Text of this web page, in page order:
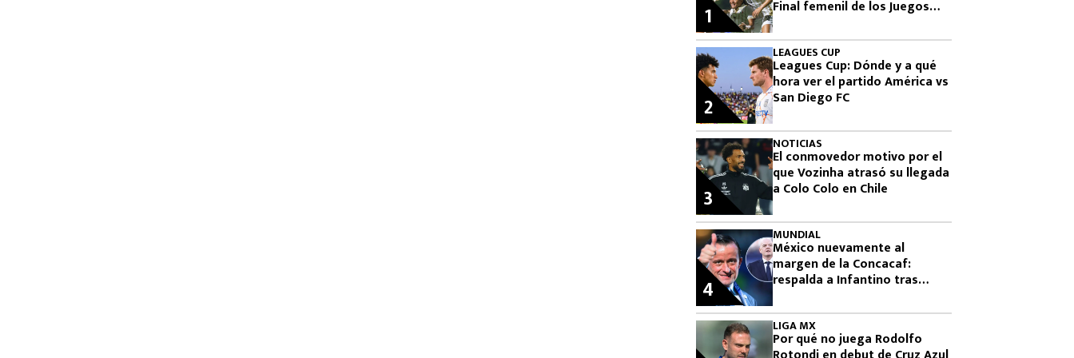
Final femenil de los Juegos
1
LEAGUES CUP
Leagues Cup: Dónde y a qué
hora ver el partido América vs
San Diego FC
2
NOTICIAS
El conmovedor motivo por el
que Vozinha atrasó su llegada
a Colo Colo en Chile
3
MUNDIAL
México nuevamente al
margen de la Concacaf:
respalda a Infantino tras
Mundial
4
LIGA MX
Por qué no juega Rodolfo